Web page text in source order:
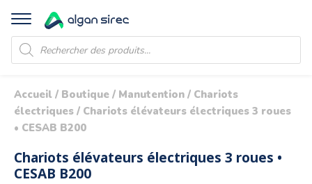
Recherche
de
produits
Accueil / Boutique / Manutention / Chariots
électriques / Chariots élévateurs électriques 3 roues
• CESAB B200
Chariots élévateurs électriques 3 roues •
CESAB B200